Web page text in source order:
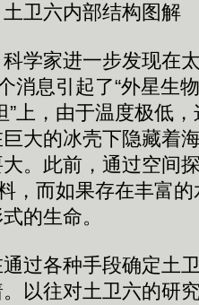
土卫六内部结构图解
家进一步发现在
消息引起了“外星生
”上，由于温度极低
大的冰壳下隐藏着
。此前，通过空间
，而如果存在丰富
的生命。
各种手段确定土卫
以往对土卫六的研